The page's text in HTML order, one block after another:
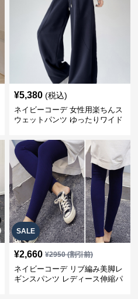
¥5,380 (税込)
ネイビーコーデ 女性用楽ちんス
ウェットパンツ ゆったりワイド
SALE
¥2,660 ¥2950(割引前)
ネイビーコーデ リブ編み美脚レ
ギンスパンツ レディース伸縮パ